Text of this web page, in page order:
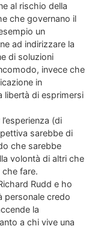
al rischio della
che governano il
un
ad indirizzare la
di soluzioni
invece che
in
libertà di esprimersi
(di
sarebbe di
che sarebbe
volontà di altri che
fare.
Rudd e ho
personale credo
la
a chi vive una